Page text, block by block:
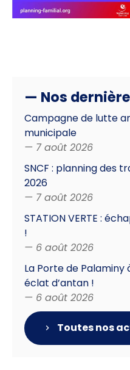
— Nos
Campagne de lutte
municipale
— 7 août 2026
SNCF : planning des
2026
— 7 août 2026
STATION VERTE :
!
— 6 août 2026
La Porte de
éclat d’antan !
— 6 août 2026
Toutes nos